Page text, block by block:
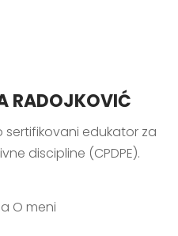
RADOJKOVIĆ
edukator za
discipline (CPDPE).